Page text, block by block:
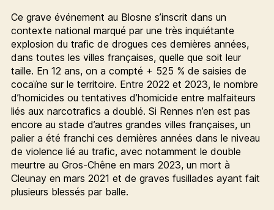
Ce grave événement au Blosne s’inscrit dans un
contexte national marqué par une très inquiétante
explosion du trafic de drogues ces dernières années,
dans toutes les villes françaises, quelle que soit leur
taille. En 12 ans, on a compté + 525 % de saisies de
cocaïne sur le territoire. Entre 2022 et 2023, le nombre
d’homicides ou tentatives d’homicide entre malfaiteurs
liés aux narcotrafics a doublé. Si Rennes n’en est pas
encore au stade d’autres grandes villes françaises, un
palier a été franchi ces dernières années dans le niveau
de violence lié au trafic, avec notamment le double
meurtre au Gros-Chêne en mars 2023, un mort à
Cleunay en mars 2021 et de graves fusillades ayant fait
plusieurs blessés par balle.